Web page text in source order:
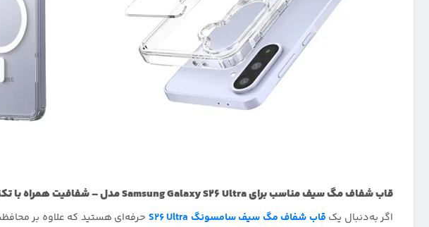
قاب شفاف مگ سیف مناسب برای Samsung Galaxy S26 Ultra مدل – شفافیت همراه با تکنولوژی مغناطیسی
اگر به‌دنبال یک قاب شفاف مگ سیف سامسونگ S26 Ultra حرفه‌ای هستید که علاوه بر